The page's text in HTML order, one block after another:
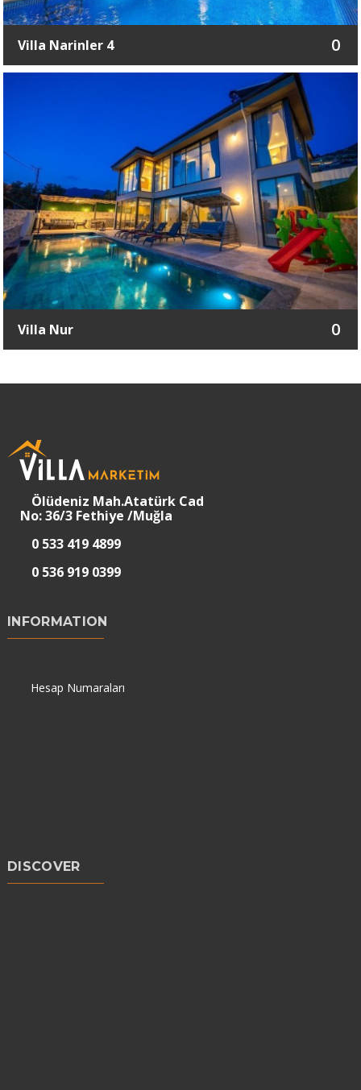
Villa Narinler 4 0
Villa Nur 0
Ölüdeniz Mah.Atatürk Cad
No: 36/3 Fethiye /Muğla
0 533 419 4899
0 536 919 0399
INFORMATION
Hesap Numaraları
DISCOVER